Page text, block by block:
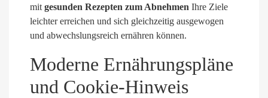
mit gesunden Rezepten zum Abnehmen Ihre Ziele
leichter erreichen und sich gleichzeitig ausgewogen
und abwechslungsreich ernähren können.
Moderne Ernährungspläne
und Cookie-Hinweis